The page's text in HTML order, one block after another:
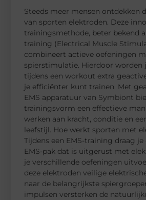
Steeds meer mensen ontdekken
van sporten elektroden. Deze
trainingsmethode, beter bekend
training (Electrical Muscle
combineert actieve oefeningen
spierstimulatie. Hierdoor worden
tijdens een workout extra
je efficiënter kunt trainen. Met
EMS apparatuur van Symbiont
trainingsvorm een effectieve
werken aan kracht, conditie en
leefstijl. Hoe werkt sporten met
Tijdens een EMS-training draag je
EMS-pak dat is uitgerust met
je verschillende oefeningen
deze elektroden veilige
naar de belangrijkste
impulsen versterken de